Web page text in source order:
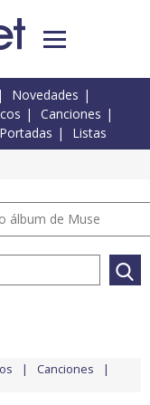
Novedades
Canciones
Portadas Listas
álbum de Muse
Canciones